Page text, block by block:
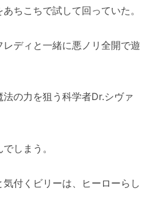
ちこちで試して回っていた。
ディと一緒に悪ノリ全開で遊
の力を狙う科学者Dr.シヴァ
しまう。
付くビリーは、ヒーローらし